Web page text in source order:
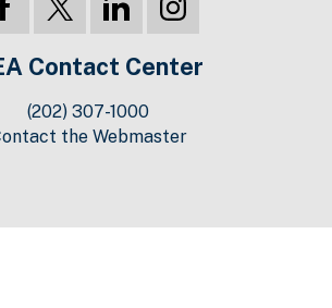
Contact Center
(202) 307-1000
the Webmaster